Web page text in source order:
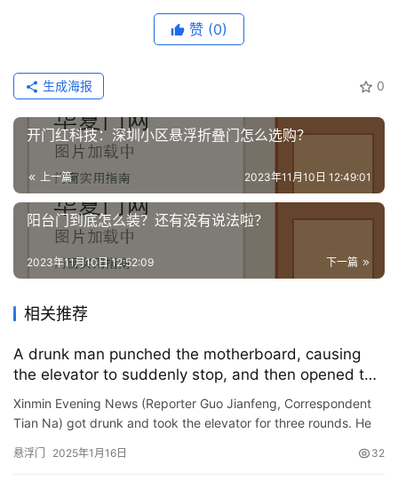
装
安
装
修
门
资
联
系
们
赞 (0)
0
生成海报
开门红科技：深圳小区悬浮折叠门怎么选购？
上一篇 2023年11月10日 12:49:01
阳台门到底怎么装？还有没有说法啦？
下一篇
2023年11月10日 12:52:09
相关推荐
A drunk man punched the motherboard, causing
the elevator to suddenly stop, and then opened the
elevator door with his bare hands and was charged
Xinmin Evening News (Reporter Guo Jianfeng, Correspondent
Tian Na) got drunk and took the elevator for three rounds. He
悬浮门 2025年1月16日 32